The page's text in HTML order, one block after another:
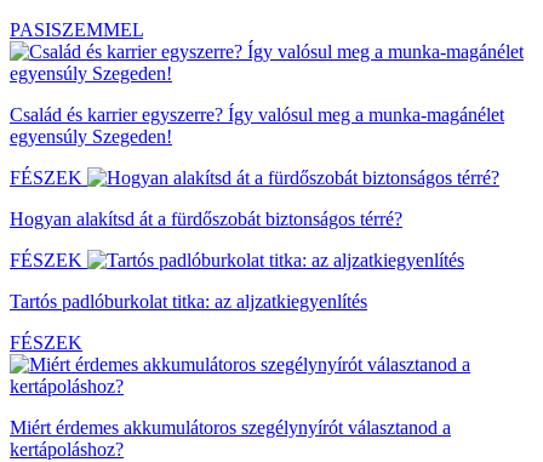
PASISZEMMEL
Család és karrier egyszerre? Így valósul meg a munka-magánélet
egyensúly Szegeden!
FÉSZEK
Hogyan alakítsd át a fürdőszobát biztonságos térré?
FÉSZEK
Tartós padlóburkolat titka: az aljzatkiegyenlítés
FÉSZEK
Miért érdemes akkumulátoros szegélynyírót választanod a
kertápoláshoz?